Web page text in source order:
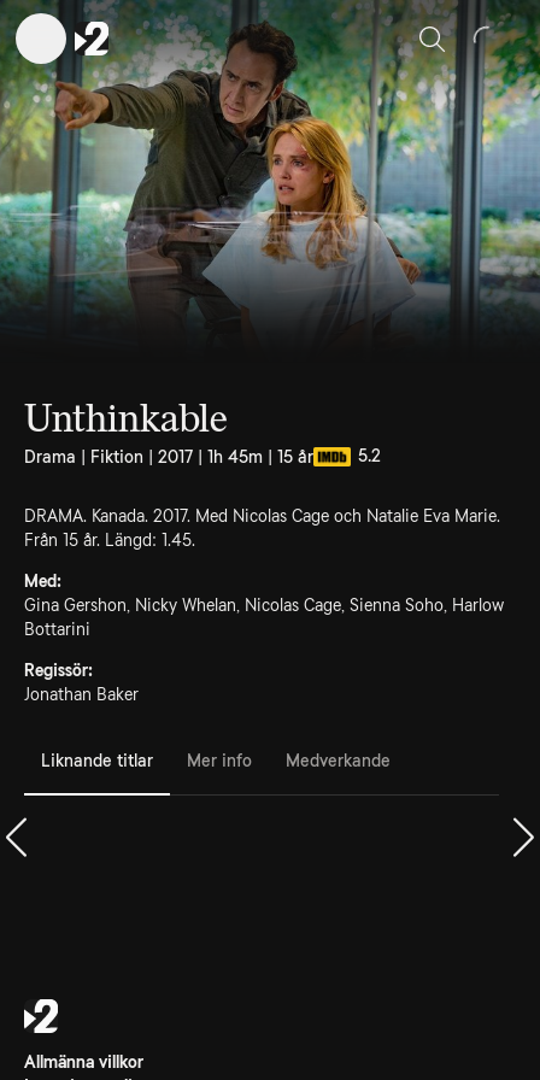
Sök
Unthinkable
Drama | Fiktion | 2017 | 1h 45m | 15 år 5.2
DRAMA. Kanada. 2017. Med Nicolas Cage och Natalie Eva Marie.
Från 15 år. Längd: 1.45.
Med:
Gina Gershon, Nicky Whelan, Nicolas Cage, Sienna Soho, Harlow
Bottarini
Regissör:
Jonathan Baker
Liknande titlar Mer info Medverkande
Allmänna villkor